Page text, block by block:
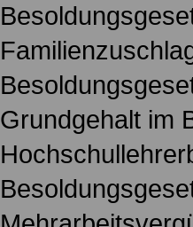
Grundgehalt im